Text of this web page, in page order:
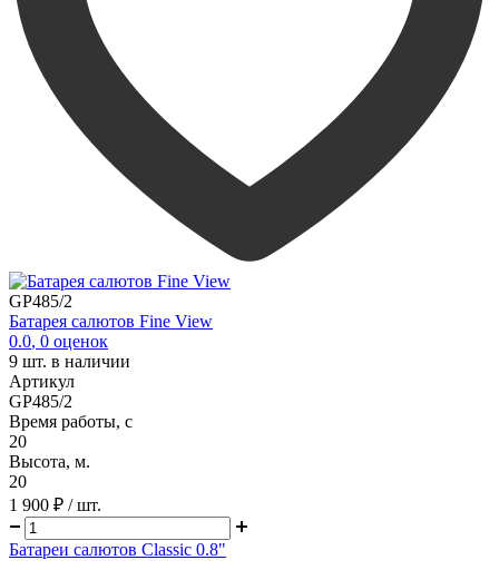
GP485/2
Батарея салютов Fine View
0.0, 0 оценок
9 шт. в наличии
Артикул
GP485/2
Время работы, с
20
Высота, м.
20
1 900 ₽ / шт.
Батареи салютов Classic 0.8"